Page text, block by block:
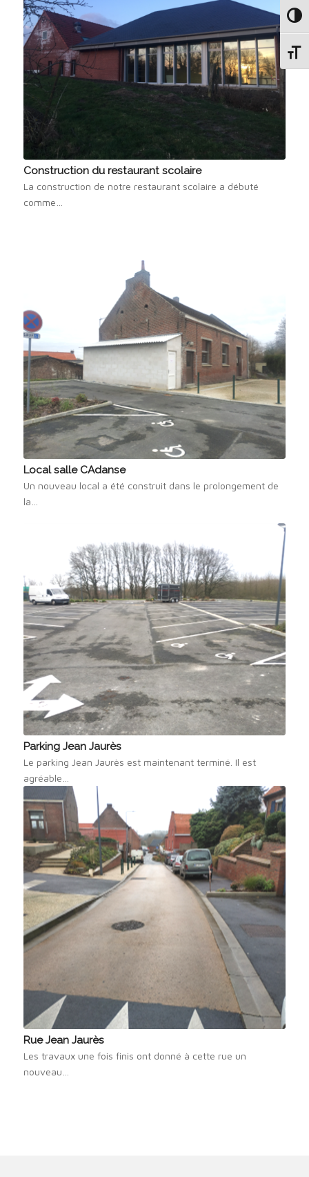
Construction du restaurant scolaire
La construction de notre restaurant scolaire a débuté
comme…
Local salle CAdanse
Un nouveau local a été construit dans le prolongement de
la…
Parking Jean Jaurès
Le parking Jean Jaurès est maintenant terminé. Il est
agréable…
Rue Jean Jaurès
Les travaux une fois finis ont donné à cette rue un
nouveau…